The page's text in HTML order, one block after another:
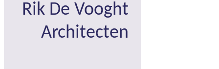
Rik De Vooght
Architecten